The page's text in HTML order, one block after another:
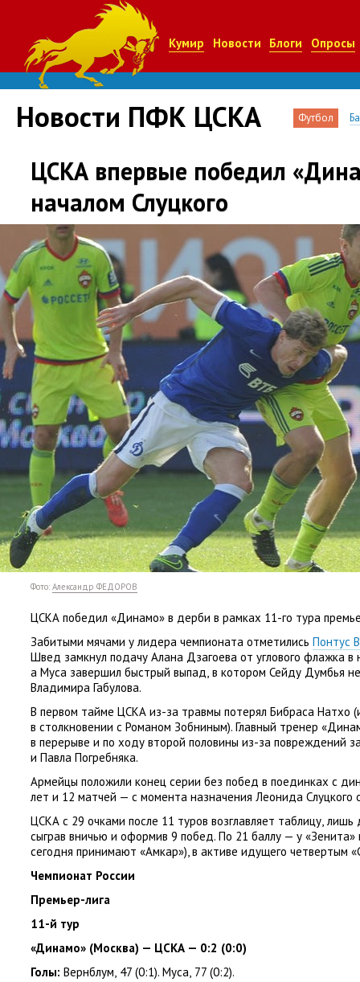
Кумир Новости Блоги Опросы
Новости ПФК ЦСКА Футбол
ЦСКА впервые победил
началом Слуцкого
Фото: Александр ФЕДОРОВ
ЦСКА победил «Динамо» в дерби в рамках 11-го тура
Забитыми мячами у лидера чемпионата отметились Понтус
Швед замкнул подачу Алана Дзагоева от углового флажка в
а Муса завершил быстрый выпад, в котором Сейду Думбья
Владимира Габулова.
В первом тайме ЦСКА из-за травмы потерял Бибраса Натхо (
в столкновении с Романом Зобниным). Главный тренер «
в перерыве и по ходу второй половины из-за повреждений
и Павла Погребняка.
Армейцы положили конец серии без побед в поединках с
лет и 12 матчей — с момента назначения Леонида Слуцкого
ЦСКА с 29 очками после 11 туров возглавляет таблицу, лишь
сыграв вничью и оформив 9 побед. По 21 баллу — у «Зенита»
сегодня принимают «Амкар»), в активе идущего четвертым «
Чемпионат России
Премьер-лига
11-й тур
«Динамо» (Москва) — ЦСКА — 0:2 (0:0)
Голы: Вернблум, 47 (0:1). Муса, 77 (0:2).